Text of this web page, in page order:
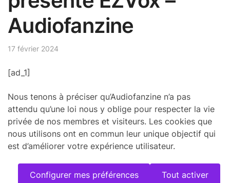
Audiofanzine
17 février 2024
[ad_1]
Nous tenons à préciser qu’Audiofanzine n’a pas
attendu qu’une loi nous y oblige pour respecter la vie
privée de nos membres et visiteurs. Les cookies que
nous utilisons ont en commun leur unique objectif qui
est d’améliorer votre expérience utilisateur.
Configurer mes préférences Tout activer